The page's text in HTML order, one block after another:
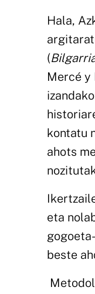
Hala,
(
Mercé y
kontatu
ahots
eta
beste